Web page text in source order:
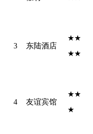
3 东陆酒店
★★
★★
4 友谊宾馆
★★
★